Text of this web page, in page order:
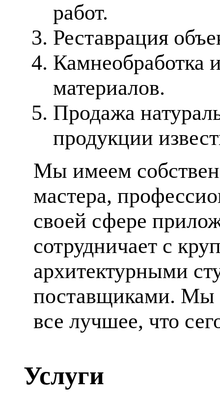
работ.
Реставрация
Камнеобработка
материалов.
Продажа
продукции
Мы имеем
мастера,
своей сфере
сотрудничает с
архитектурными
поставщиками. Мы
все лучшее, что
Услуги